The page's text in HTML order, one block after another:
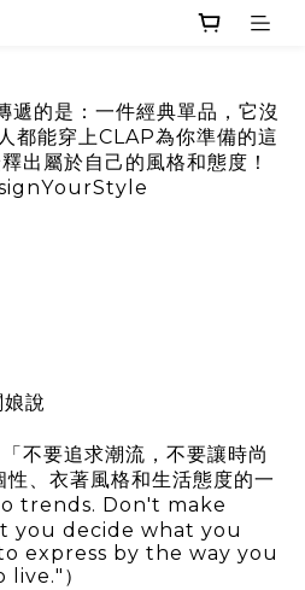
的是：一件經典單品，它沒
都能穿上CLAP為你準備的這
出屬於自己的風格和態度！
說
不要追求潮流，不要讓時尚
、衣著風格和生活態度的一
trends. Don't make
you decide what you
express by the way you
）